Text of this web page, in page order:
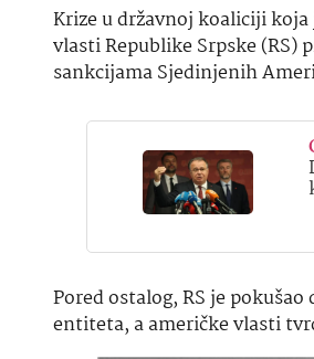
Krize u državnoj koaliciji
vlasti Republike Srpske (RS)
sankcijama Sjedinjenih
Pored ostalog, RS je
entiteta, a američke vlasti